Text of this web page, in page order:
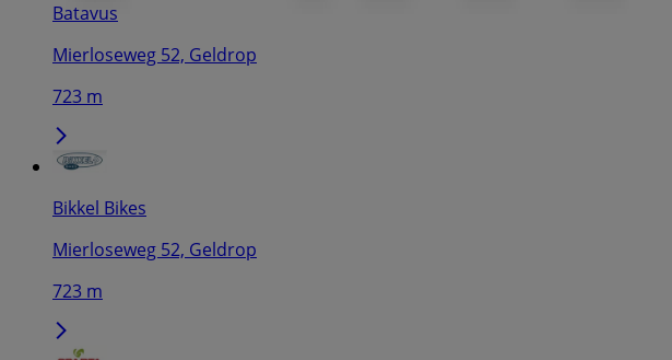
Batavus
Mierloseweg 52, Geldrop
723 m
Bikkel Bikes
Mierloseweg 52, Geldrop
723 m